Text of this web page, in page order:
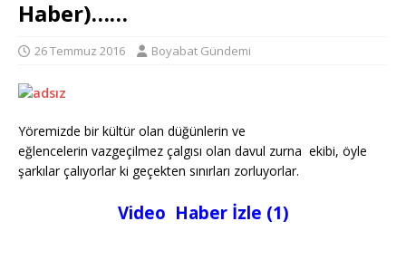
Haber)……
26 Temmuz 2016 Boyabat Gündemi
Yöremizde bir kültür olan düğünlerin ve
eğlencelerin vazgeçilmez çalgısı olan davul zurna ekibi, öyle
şarkılar çalıyorlar ki geçekten sınırları zorluyorlar.
Video Haber İzle (1)